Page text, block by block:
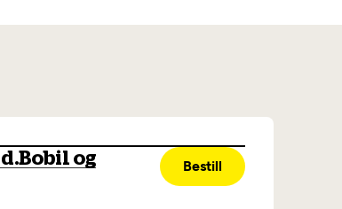
og
Bestill